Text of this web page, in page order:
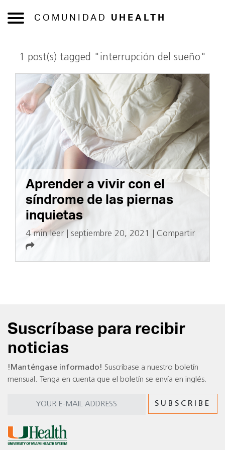
COMUNIDAD UHEALTH
1 post(s) tagged "interrupción del sueño"
Aprender a vivir con el
síndrome de las piernas
inquietas
4 min leer| septiembre 20, 2021 Compartir
Suscríbase para recibir
noticias
!Manténgase informado! Suscríbase a nuestro boletín
mensual. Tenga en cuenta que el boletín se envía en inglés.